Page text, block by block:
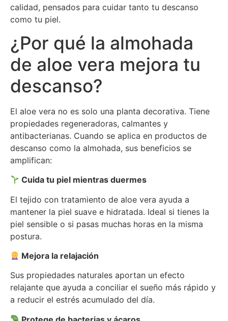
calidad, pensados para cuidar tanto tu descanso
como tu piel.
¿Por qué la almohada
de aloe vera mejora tu
descanso?
El aloe vera no es solo una planta decorativa. Tiene
propiedades regeneradoras, calmantes y
antibacterianas. Cuando se aplica en productos de
descanso como la almohada, sus beneficios se
amplifican:
Cuida tu piel mientras duermes
El tejido con tratamiento de aloe vera ayuda a
mantener la piel suave e hidratada. Ideal si tienes la
piel sensible o si pasas muchas horas en la misma
postura.
Mejora la relajación
Sus propiedades naturales aportan un efecto
relajante que ayuda a conciliar el sueño más rápido y
a reducir el estrés acumulado del día.